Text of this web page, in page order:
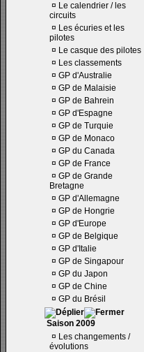
¤ Le calendrier / les
circuits
¤ Les écuries et les
pilotes
¤ Le casque des pilotes
¤ Les classements
¤ GP d'Australie
¤ GP de Malaisie
¤ GP de Bahrein
¤ GP d'Espagne
¤ GP de Turquie
¤ GP de Monaco
¤ GP du Canada
¤ GP de France
¤ GP de Grande
Bretagne
¤ GP d'Allemagne
¤ GP de Hongrie
¤ GP d'Europe
¤ GP de Belgique
¤ GP d'Italie
¤ GP de Singapour
¤ GP du Japon
¤ GP de Chine
¤ GP du Brésil
Saison 2009
¤ Les changements /
évolutions